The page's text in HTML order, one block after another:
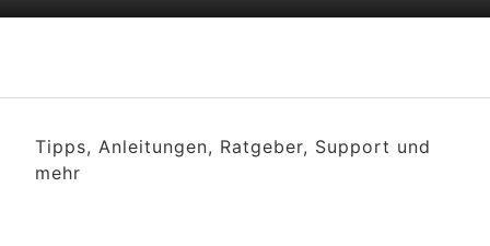
Tipps, Anleitungen, Ratgeber, Support und
mehr